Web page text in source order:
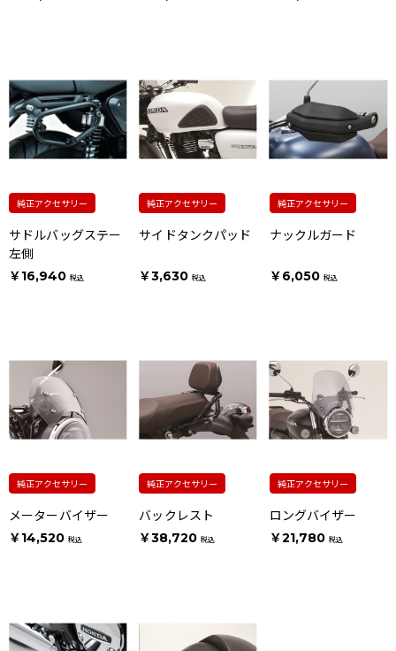
純正アクセサリー
サドルバッグステー
左側
￥16,940 税込
純正アクセサリー
サイドタンクパッド
￥3,630 税込
純正アクセサリー
ナックルガード
￥6,050 税込
純正アクセサリー
メーターバイザー
￥14,520 税込
純正アクセサリー
バックレスト
￥38,720 税込
純正アクセサリー
ロングバイザー
￥21,780 税込